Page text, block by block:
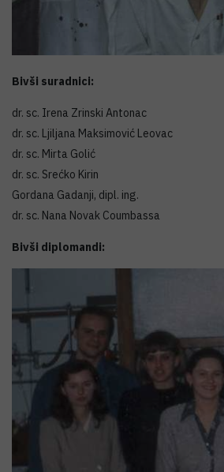
Bivši suradnici:
dr. sc. Irena Zrinski Antonac
dr. sc. Ljiljana Maksimović Leovac
dr. sc. Mirta Golić
dr. sc. Srećko Kirin
Gordana Gadanji, dipl. ing.
dr. sc. Nana Novak Coumbassa
Bivši diplomandi: